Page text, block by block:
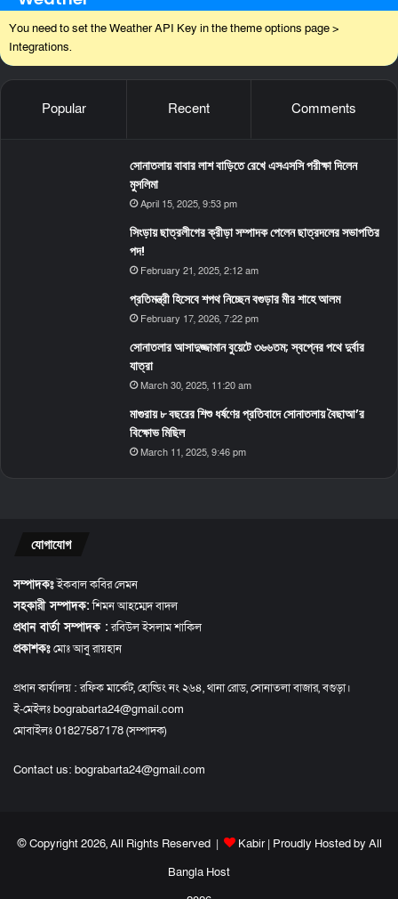
You need to set the Weather API Key in the theme options page >
Integrations.
Popular Recent Comments
সোনাতলায় বাবার লাশ বাড়িতে রেখে এসএসসি পরীক্ষা দিলেন
মুসলিমা
April 15, 2025, 9:53 pm
সিংড়ায় ছাত্রলীগের ক্রীড়া সম্পাদক পেলেন ছাত্রদলের সভাপতির
পদ!
February 21, 2025, 2:12 am
প্রতিমন্ত্রী হিসেবে শপথ নিচ্ছেন বগুড়ার মীর শাহে আলম
February 17, 2026, 7:22 pm
সোনাতলার আসাদুজ্জামান বুয়েটে ৩৬৬তম; স্বপ্নের পথে দুর্বার
যাত্রা
March 30, 2025, 11:20 am
মাগুরায় ৮ বছরের শিশু ধর্ষণের প্রতিবাদে সোনাতলায় বৈছাআ’র
বিক্ষোভ মিছিল
March 11, 2025, 9:46 pm
যোগাযোগ
সম্পাদকঃইকবাল কবির লেমন
সহকারী সম্পাদক:শিমন আহম্মেদ বাদল
প্রধান বার্তা সম্পাদক :রবিউল ইসলাম শাকিল
প্রকাশকঃমোঃ আবু রায়হান
প্রধান কার্যালয় : রফিক মার্কেট, হোল্ডিং নং ২৬৪, থানা রোড, সোনাতলা বাজার, বগুড়া।
ই-মেইলঃ bograbarta24@gmail.com
মোবাইলঃ 01827587178 (সম্পাদক)
Contact us: bograbarta24@gmail.com
© Copyright 2026, All Rights Reserved | Kabir| Proudly Hosted by All
Bangla Host